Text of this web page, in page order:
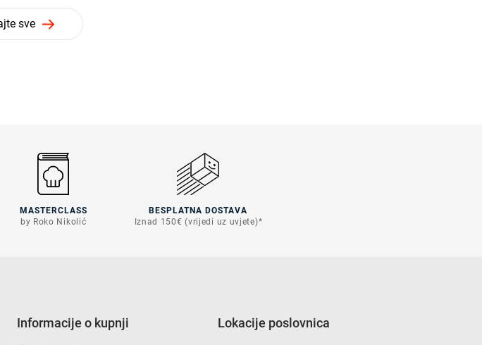
sve
MASTERCLASS
by Roko Nikolić
BESPLATNA DOSTAVA
Iznad 150€ (vrijedi uz uvjete)*
Informacije o kupnji Lokacije poslovnica